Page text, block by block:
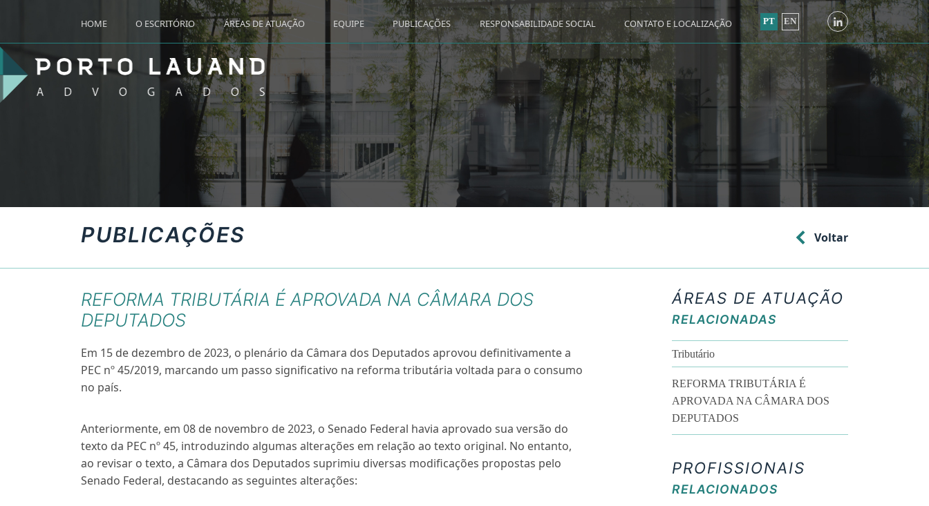
HOME O ESCRITÓRIO ÁREAS DE ATUAÇÃO EQUIPE PUBLICAÇÕES RESPONSABILIDADE SOCIAL CONTATO E LOCALIZAÇÃO PT EN
PUBLICAÇÕES Voltar
REFORMA TRIBUTÁRIA É APROVADA NA CÂMARA DOS
DEPUTADOS
Em 15 de dezembro de 2023, o plenário da Câmara dos Deputados aprovou definitivamente a
PEC nº 45/2019, marcando um passo significativo na reforma tributária voltada para o consumo
no país.
Anteriormente, em 08 de novembro de 2023, o Senado Federal havia aprovado sua versão do
texto da PEC nº 45, introduzindo algumas alterações em relação ao texto original. No entanto,
ao revisar o texto, a Câmara dos Deputados suprimiu diversas modificações propostas pelo
Senado Federal, destacando as seguintes alterações:
ÁREAS DE ATUAÇÃO
RELACIONADAS
Tributário
REFORMA TRIBUTÁRIA É
APROVADA NA CÂMARA DOS
DEPUTADOS
PROFISSIONAIS
RELACIONADOS